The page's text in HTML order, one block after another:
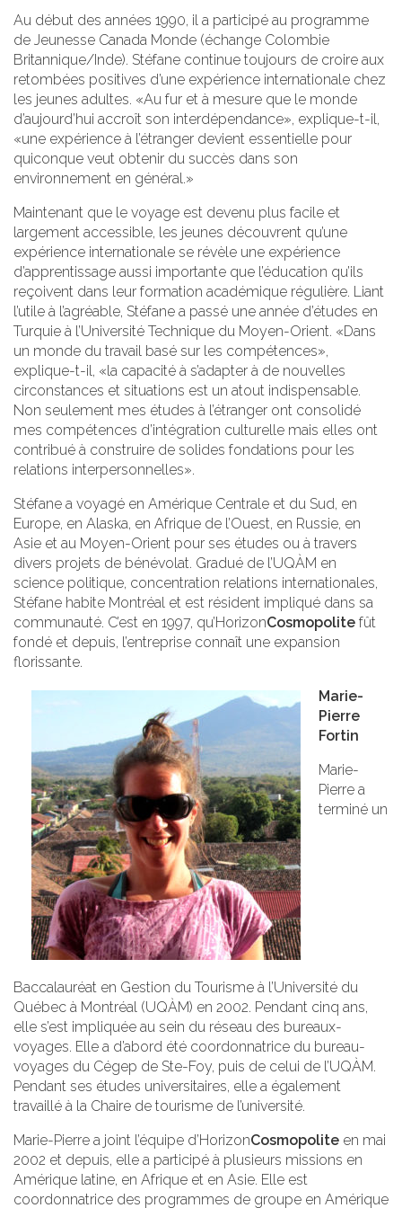
Au début des années 1990, il a participé au programme
de Jeunesse Canada Monde (échange Colombie
Britannique/Inde). Stéfane continue toujours de croire aux
retombées positives d’une expérience internationale chez
les jeunes adultes. «Au fur et à mesure que le monde
d’aujourd’hui accroît son interdépendance», explique-t-il,
«une expérience à l’étranger devient essentielle pour
quiconque veut obtenir du succès dans son
environnement en général.»
Maintenant que le voyage est devenu plus facile et
largement accessible, les jeunes découvrent qu’une
expérience internationale se révèle une expérience
d’apprentissage aussi importante que l’éducation qu’ils
reçoivent dans leur formation académique régulière. Liant
l’utile à l’agréable, Stéfane a passé une année d’études en
Turquie à l’Université Technique du Moyen-Orient. «Dans
un monde du travail basé sur les compétences»,
explique-t-il, «la capacité à s’adapter à de nouvelles
circonstances et situations est un atout indispensable.
Non seulement mes études à l’étranger ont consolidé
mes compétences d’intégration culturelle mais elles ont
contribué à construire de solides fondations pour les
relations interpersonnelles».
Stéfane a voyagé en Amérique Centrale et du Sud, en
Europe, en Alaska, en Afrique de l’Ouest, en Russie, en
Asie et au Moyen-Orient pour ses études ou à travers
divers projets de bénévolat. Gradué de l’UQÀM en
science politique, concentration relations internationales,
Stéfane habite Montréal et est résident impliqué dans sa
communauté. C’est en 1997, qu’HorizonCosmopolite fût
fondé et depuis, l’entreprise connaît une expansion
florissante.
Marie-
Pierre
Fortin
Marie-
Pierre a
terminé un
Baccalauréat en Gestion du Tourisme à l’Université du
Québec à Montréal (UQÀM) en 2002. Pendant cinq ans,
elle s’est impliquée au sein du réseau des bureaux-
voyages. Elle a d’abord été coordonnatrice du bureau-
voyages du Cégep de Ste-Foy, puis de celui de l’UQÀM.
Pendant ses études universitaires, elle a également
travaillé à la Chaire de tourisme de l’université.
Marie-Pierre a joint l’équipe d’HorizonCosmopolite en mai
2002 et depuis, elle a participé à plusieurs missions en
Amérique latine, en Afrique et en Asie. Elle est
coordonnatrice des programmes de groupe en Amérique